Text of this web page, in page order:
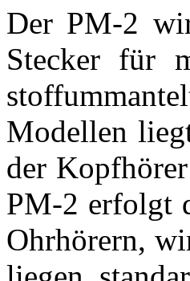
Der PM-2
Stecker für
Modellen
der
PM-2 erfolgt
Ohrhörern,